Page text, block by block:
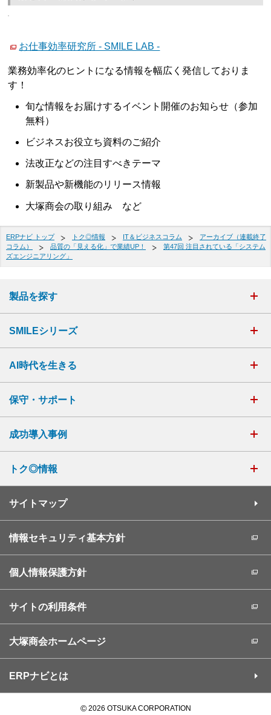
お仕事効率研究所 - SMILE LAB -
業務効率化のヒントになる情報を幅広く発信しておりま
す！
旬な情報をお届けするイベント開催のお知らせ（参加
無料）
ビジネスお役立ち資料のご紹介
法改正などの注目すべきテーマ
新製品や新機能のリリース情報
大塚商会の取り組み など
ERPナビ トップ トク◎情報 IT＆ビジネスコラム
アーカイブ（連載終了
コラム）
品質の「見える化」で業績UP！
第47回 注目されている「システム
ズエンジニアリング」
製品を探す
SMILEシリーズ
AI時代を生きる
保守・サポート
成功導入事例
トク◎情報
サイトマップ
情報セキュリティ基本方針
個人情報保護方針
サイトの利用条件
大塚商会ホームページ
ERPナビとは
©2026 OTSUKA CORPORATION